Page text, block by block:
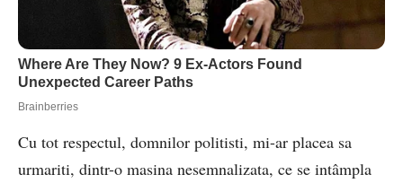
Cu tot respectul, domnilor politisti, mi-ar placea sa
urmariti, dintr-o masina nesemnalizata, ce se intâmpla